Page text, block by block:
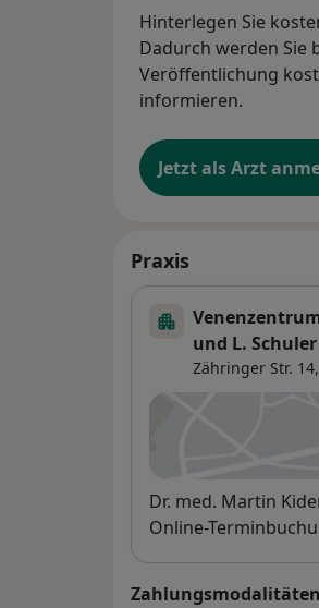
Hinterlegen Sie
Dadurch werden Sie
Veröffentlichung
informieren.
Jetzt als Arzt
Praxis
und L. Schuler
Zähringer Str. 14,
Verfügbarkeit
Dr. med. Martin
Online-